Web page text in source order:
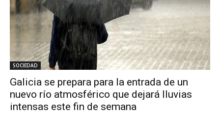
SOCIEDAD
Galicia se prepara para la entrada de un
nuevo río atmosférico que dejará lluvias
intensas este fin de semana